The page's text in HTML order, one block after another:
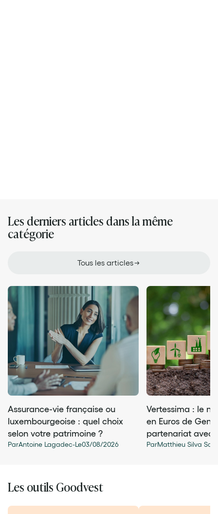
Les derniers articles dans la même
catégorie
Tous les articles
Assurance-vie française ou
luxembourgeoise : quel choix
selon votre patrimoine ?
ParAntoine Lagadec-Le03/08/2026
Vertessima : le
en Euros de
partenariat avec
ParMatthieu Silva
Les outils Goodvest